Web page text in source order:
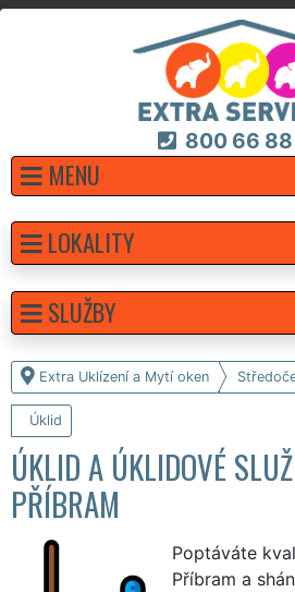
800 66
MENU
Extra Uklízení a Mytí oken
Úklid
ÚKLID A ÚKLIDOVÉ
PŘÍBRAM
Poptáváte
Příbram a
LOKALITY
SLUŽBY